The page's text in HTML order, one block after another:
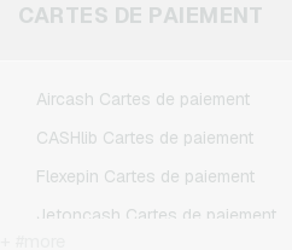
Xbox Live Credits jeux video
CARTES DE PAIEMENT
Aircash Cartes de paiement
CASHlib Cartes de paiement
Flexepin Cartes de paiement
Jetoncash Cartes de paiement